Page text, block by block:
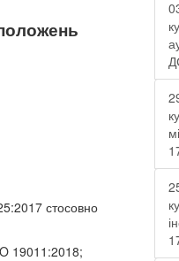
стосовно
19011:2018;